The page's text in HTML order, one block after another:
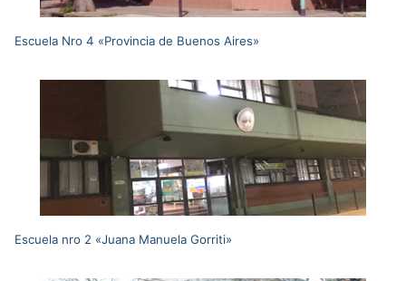
Escuela Nro 4 «Provincia de Buenos Aires»
Escuela nro 2 «Juana Manuela Gorriti»